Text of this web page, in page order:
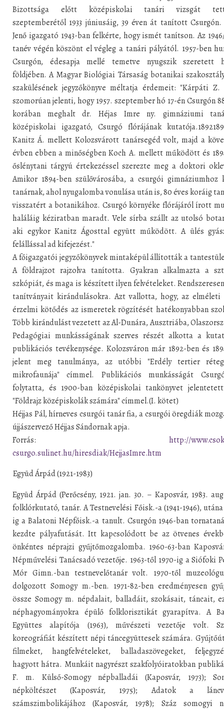
Bizottsága előtt középiskolai tanári vizsgát
szeptemberétől 1933 júniusáig, 39 éven át tanított
Jenő igazgató 1943-ban felkérte, hogy ismét tanítson. Az
tanév végén köszönt el végleg a tanári pályától. 1957-ben
Csurgón, édesapja mellé temetve nyugszik szeretett
földjében. A Magyar Biológiai Társaság botanikai
szakülésének jegyzőkönyve méltatja érdemeit: "Kárpáti Z.
szomorúan jelenti, hogy 1957. szeptember hó 17-én Csurgón
korában meghalt dr. Héjas Imre ny. gimnáziumi
középiskolai igazgató, Csurgó flórájának
Kanitz Á. mellett Kolozsvárott tanársegéd volt, majd a
évben ebben a minőségben Koch A. mellett működött és
őslénytani tárgyú értekezéssel szerezte meg a doktori
Amikor 1894-ben szülővárosába, a csurgói gimnáziumhoz
tanárnak, ahol nyugalomba vonulása után is, 80 éves koráig
visszatért a botanikához. Csurgó környéke flórájáról írott
haláláig kéziratban maradt. Vele sírba szállt az utolsó
aki egykor Kanitz Ágosttal együtt működött. A ülés
felállással ad kifejezést."
A főigazgatói jegyzőkönyvek mintaképül állították a
A földrajzot rajzolva tanította. Gyakran alkalmazta a
szkópiát, és maga is készített ilyen felvételeket.
tanítványait kirándulásokra. Azt vallotta, hogy, az elméleti
érzelmi kötődés az ismeretek rögzítését hatékonyabban
Több kirándulást vezetett az Al-Dunára, Ausztriába,
Pedagógiai munkásságának szerves részét alkotta a
publikációs tevékenysége. Kolozsváron már 1892-ben és
jelent meg tanulmánya, az utóbbi "Erdély tertier
mikrofaunája" címmel. Publikációs munkásságát
folytatta, és 1900-ban középiskolai tankönyvet
"Földrajz középiskolák számára" címmel.(I. kötet)
Héjjas Pál, hírneves csurgói tanár fia, a csurgói öregdiák
újjászervező Héjjas Sándornak apja.
Forrás: http://
csurgo.sulinet.hu/hiresdiak/HejjasImre.htm
Együd Árpád (1921-1983)
Együd Árpád (Perőcsény, 1921. jan. 30. – Kaposvár, 1983.
folklórkutató, tanár. A Testnevelési Főisk.-a (1941-1946), utána
ig a Balatoni Népfőisk.-a tanult. Csurgón 1946-ban
kezdte pályafutását. Itt kapcsolódott be az ötvenes
önkéntes néprajzi gyűjtőmozgalomba. 1960-63-ban
Népművelési Tanácsadó vezetője. 1963-től 1970-ig a Siófoki
Mór Gimn.-ban testnevelőtanár volt. 1970-től
dolgozott Somogy m.-ben. 1971-82-ben eredményesen
össze Somogy m. népdalait, balladáit, szokásait, táncait,
néphagyományokra épülő folklorisztikát gyarapítva. A
Együttes alapítója (1963), művészeti vezetője volt.
koreográfiát készített népi táncegyüttesek számára.
filmeket, hangfelvételeket, balladaszövegeket,
hagyott hátra. Munkáit nagyrészt szakfolyóiratokban
F. m. Külső-Somogy népballadái (Kaposvár, 1973);
népköltészet (Kaposvár, 1975); Adatok a
számszimbolikájához (Kaposvár, 1978); Száz somogyi